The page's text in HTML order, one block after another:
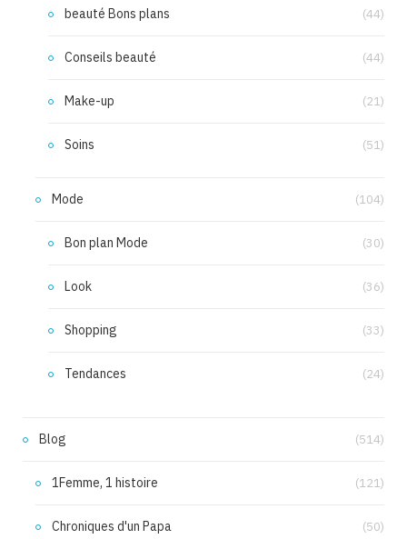
beauté Bons plans (44)
Conseils beauté (44)
Make-up (21)
Soins (51)
Mode (104)
Bon plan Mode (30)
Look (36)
Shopping (33)
Tendances (24)
Blog (514)
1Femme, 1 histoire (121)
Chroniques d'un Papa (50)